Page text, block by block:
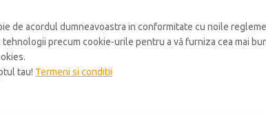
de acordul dumneavoastra in conformitate cu noile
precum cookie-urile pentru a vă furniza cea mai
tau! Termeni si conditii